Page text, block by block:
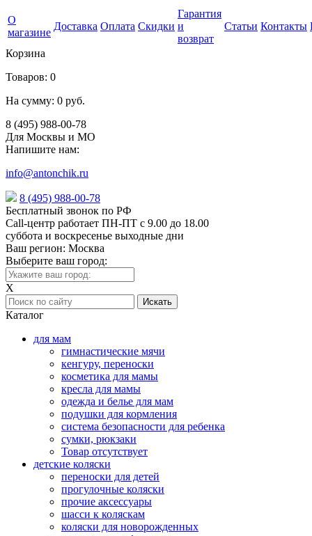
О
магазине
Доставка Оплата Скидки
Гарантия
и
возврат
Статьи Контакты
Корзина
Товаров: 0
На сумму: 0 руб.
8 (495) 988-00-78
Для Москвы и МО
Напишите нам:
info@antonchik.ru
8 (495) 988-00-78
Бесплатный звонок по РФ
Call-центр работает ПН-ПТ с 9.00 до 18.00
суббота и воскресенье выходные дни
Ваш регион: Москва
Выберите ваш город:
X
Каталог
для мам
гимнастические мячи
кенгуру, переноски
косметика для мамы
кресла для мамы
одежда и белье для мам
подушки для кормления
система безопасности для ребенка
сумки, рюкзаки
Товар отсутствует
детские коляски
переноски для детей
прогулочные коляски
прочие аксессуары
шасси к коляскам
коляски для новорожденных